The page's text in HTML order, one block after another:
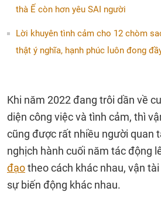
thà Ế còn hơn yêu SAI người
Lời khuyên tình cảm cho 12 chòm
thật ý nghĩa, hạnh phúc luôn đong
Khi năm 2022 đang trôi dần về
diện công việc và tình cảm, thì
cũng được rất nhiều người quan
nghịch hành cuối năm tác động
đạotheo cách khác nhau, vận
sự biến động khác nhau.